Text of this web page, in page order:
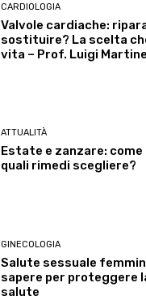
CARDIOLOGIA
Valvole cardiache:
sostituire? La scelta
vita – Prof. Luigi
ATTUALITÀ
Estate e zanzare:
quali rimedi scegliere?
GINECOLOGIA
Salute sessuale
sapere per proteggere
salute